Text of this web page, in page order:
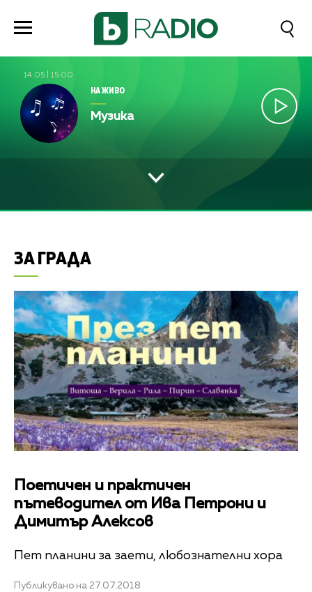
14:05 15:00
НА ЖИВО
Музика
ЗА ГРАДА
Поетичен и практичен
пътеводител от Ива Петрони и
Димитър Алексов
Пет планини за заети, любознателни хора
Публикувано на 27.07.2018